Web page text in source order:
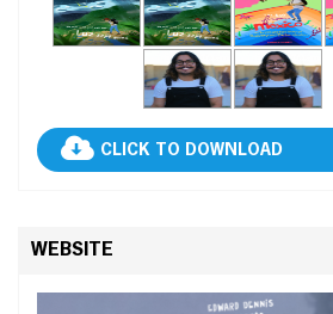
CLICK TO DOWNLOAD
WEBSITE